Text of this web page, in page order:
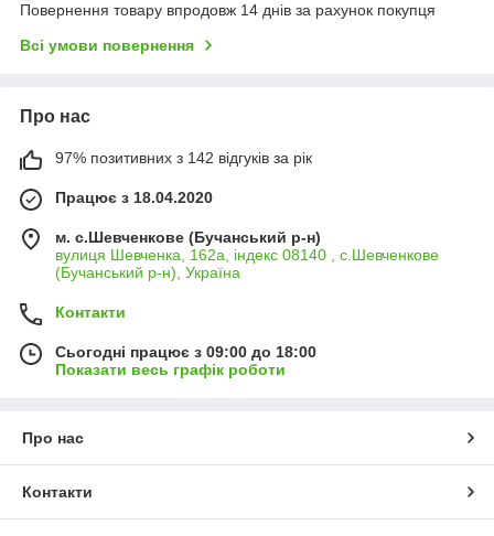
Повернення товару впродовж 14 днів за рахунок покупця
Всі умови повернення
Про нас
97% позитивних з 142 відгуків за рік
Працює з 18.04.2020
м. с.Шевченкове (Бучанський р-н)
вулиця Шевченка, 162а, індекс 08140 , с.Шевченкове
(Бучанський р-н), Україна
Контакти
Сьогодні працює з 09:00 до 18:00
Показати весь графік роботи
Про нас
Контакти